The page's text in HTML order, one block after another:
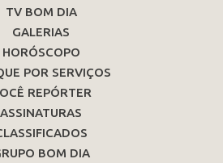
TV BOM DIA
GALERIAS
HORÓSCOPO
POR SERVIÇOS
REPÓRTER
ASSINATURAS
BOM DIA